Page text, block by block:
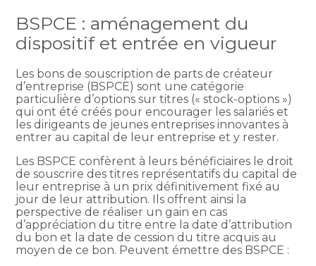
BSPCE : aménagement du
dispositif et entrée en vigueur
Les bons de souscription de parts de créateur
d’entreprise (BSPCE) sont une catégorie
particulière d’options sur titres (« stock-options »)
qui ont été créés pour encourager les salariés et
les dirigeants de jeunes entreprises innovantes à
entrer au capital de leur entreprise et y rester.
Les BSPCE confèrent à leurs bénéficiaires le droit
de souscrire des titres représentatifs du capital de
leur entreprise à un prix définitivement fixé au
jour de leur attribution. Ils offrent ainsi la
perspective de réaliser un gain en cas
d’appréciation du titre entre la date d’attribution
du bon et la date de cession du titre acquis au
moyen de ce bon. Peuvent émettre des BSPCE :